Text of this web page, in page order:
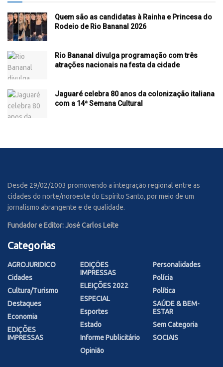
Quem são as candidatas à Rainha e Princesa do
Rodeio de Rio Bananal 2026
Rio Bananal divulga programação com três
atrações nacionais na festa da cidade
Jaguaré celebra 80 anos da colonização italiana
com a 14ª Semana Cultural
Desde 29/02/2003 promovendo a integração regional entre as
cidades do norte/noroeste do Espírito Santo, por meio de um
jornalismo abrangente e de qualidade.
Fundador e Editor: José Carlos Leite
Categorias
AGROJURIDICO
Cidades
Cultura/Turismo
Destaques
Economia
EDIÇÕES
IMPRESSAS
EDIÇÕES
IMPRESSAS
ELEIÇÕES 2022
ESPECIAL
Esportes
Estado
Informe Publicitário
Opinião
Personalidades
Polícia
Política
SAÚDE & BEM-
ESTAR
Sem Categoria
SOCIAIS